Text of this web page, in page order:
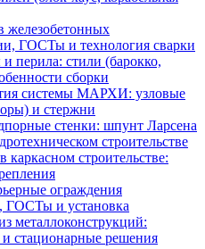
железобетонных
ГОСТы и технология сварки
перила: стили (барокко,
сборки
системы МАРХИ: узловые
и стержни
стенки: шпунт Ларсена
строительстве
строительстве:
ограждения
ГОСТы и установка
металлоконструкций:
стационарные решения